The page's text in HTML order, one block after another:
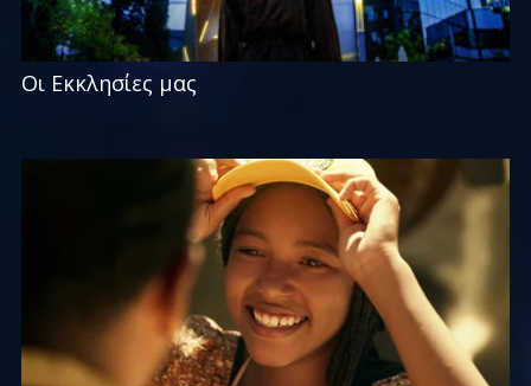
Οι Εκκλησίες μας